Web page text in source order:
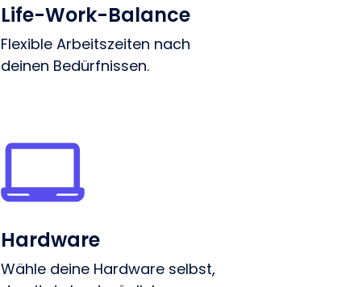
Life-Work-Balance
Flexible Arbeitszeiten nach
deinen Bedürfnissen.
Hardware
Wähle deine Hardware selbst,